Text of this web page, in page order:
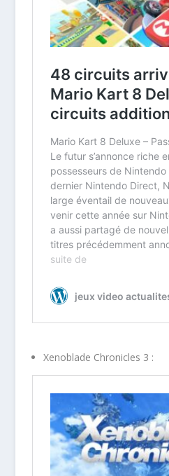
Xenoblade Chronicles 3 :